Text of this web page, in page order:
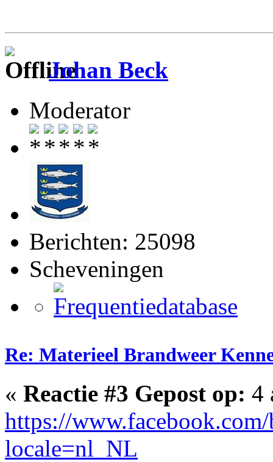
Johan Beck
Moderator
Berichten: 25098
Scheveningen
Re: Materieel Brandweer
« Reactie #3 Gepost op: 4
https://
locale=nl_NL